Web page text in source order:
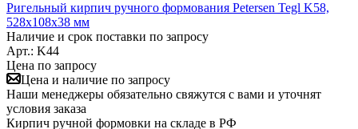
Ригельный кирпич ручного формования Petersen Tegl K58,
528x108x38 мм
Наличие и срок поставки по запросу
Арт.: K44
Цена по запросу
Цена и наличие по запросу
Наши менеджеры обязательно свяжутся с вами и уточнят
условия заказа
Кирпич ручной формовки на складе в РФ